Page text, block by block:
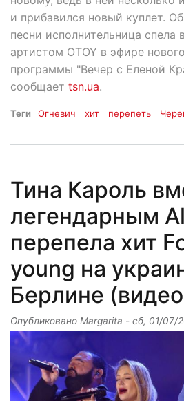
и прибавился новый куплет.
песни исполнительница спела
артистом OTOY в эфире
программы "Вечер с Еленой
сообщает tsn.ua.
Теги Огневич хит перепеть
Тина Кароль
легендарным
перепела хит
young на
Берлине
Опубликовано Margarita - сб, 01/07/